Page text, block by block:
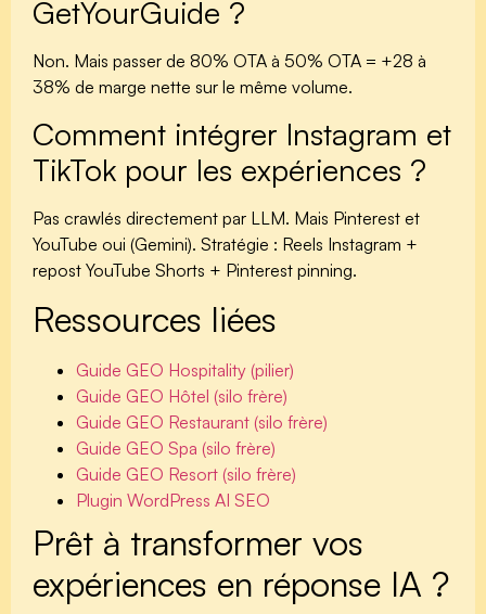
GetYourGuide ?
Non. Mais passer de 80% OTA à 50% OTA = +28 à
38% de marge nette sur le même volume.
Comment intégrer Instagram et
TikTok pour les expériences ?
Pas crawlés directement par LLM. Mais Pinterest et
YouTube oui (Gemini). Stratégie : Reels Instagram +
repost YouTube Shorts + Pinterest pinning.
Ressources liées
Guide GEO Hospitality (pilier)
Guide GEO Hôtel (silo frère)
Guide GEO Restaurant (silo frère)
Guide GEO Spa (silo frère)
Guide GEO Resort (silo frère)
Plugin WordPress AI SEO
Prêt à transformer vos
expériences en réponse IA ?